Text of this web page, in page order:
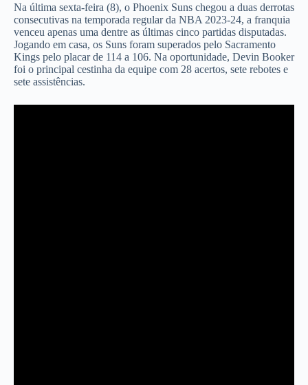
Na última sexta-feira (8), o Phoenix Suns chegou a duas derrotas
consecutivas na temporada regular da NBA 2023-24, a franquia
venceu apenas uma dentre as últimas cinco partidas disputadas.
Jogando em casa, os Suns foram superados pelo Sacramento
Kings pelo placar de 114 a 106. Na oportunidade, Devin Booker
foi o principal cestinha da equipe com 28 acertos, sete rebotes e
sete assistências.